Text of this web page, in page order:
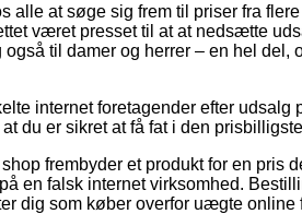
alle at søge sig frem til priser fra
været presset til at at nedsætte
til damer og herrer – en hel del,
internet foretagender efter udsalg
du er sikret at få fat i den
frembyder et produkt for en pris
en falsk internet virksomhed.
dig som køber overfor uægte online